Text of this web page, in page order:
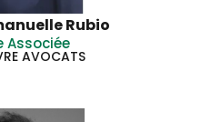
Rubio
Associée
AVOCATS